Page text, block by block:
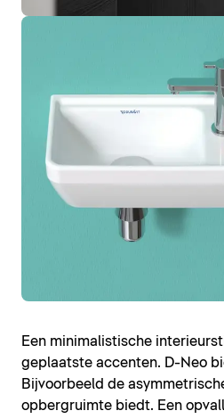
Een minimalistische
geplaatste accenten. D-Neo
Bijvoorbeeld de
opbergruimte biedt. Een